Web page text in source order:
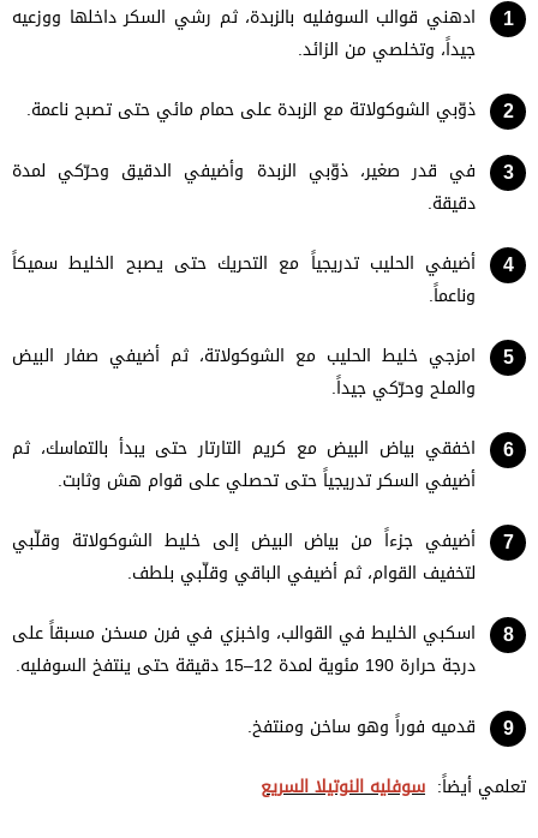
ادهني قوالب السوفليه بالزبدة، ثم رشي السكر داخلها ووزعيه
جيداً، وتخلصي من الزائد.
ذوّبي الشوكولاتة مع الزبدة على حمام مائي حتى تصبح ناعمة.
في قدر صغير، ذوّبي الزبدة وأضيفي الدقيق وحرّكي لمدة
دقيقة.
أضيفي الحليب تدريجياً مع التحريك حتى يصبح الخليط سميكاً
وناعماً.
امزجي خليط الحليب مع الشوكولاتة، ثم أضيفي صفار البيض
والملح وحرّكي جيداً.
اخفقي بياض البيض مع كريم التارتار حتى يبدأ بالتماسك، ثم
أضيفي السكر تدريجياً حتى تحصلي على قوام هش وثابت.
أضيفي جزءاً من بياض البيض إلى خليط الشوكولاتة وقلّبي
لتخفيف القوام، ثم أضيفي الباقي وقلّبي بلطف.
اسكبي الخليط في القوالب، واخبزي في فرن مسخن مسبقاً على
درجة حرارة 190 مئوية لمدة 12–15 دقيقة حتى ينتفخ السوفليه.
قدميه فوراً وهو ساخن ومنتفخ.
تعلمي أيضاً: سوفليه النوتيلا السريع